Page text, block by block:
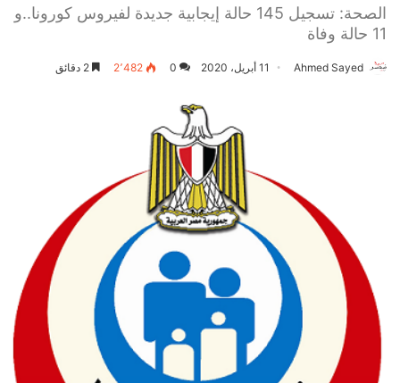
الصحة: تسجيل 145 حالة إيجابية جديدة لفيروس كورونا..و
11 حالة وفاة
Ahmed Sayed 11 أبريل، 2020 0 2٬482